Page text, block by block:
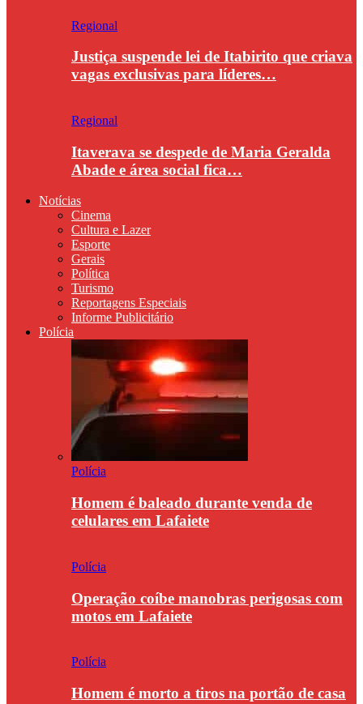
Regional
Justiça suspende lei de Itabirito que criava
vagas exclusivas para líderes…
Regional
Itaverava se despede de Maria Geralda
Abade e área social fica…
Notícias
Cinema
Cultura e Lazer
Esporte
Gerais
Política
Turismo
Reportagens Especiais
Informe Publicitário
Polícia
Polícia
Homem é baleado durante venda de
celulares em Lafaiete
Polícia
Operação coíbe manobras perigosas com
motos em Lafaiete
Polícia
Homem é morto a tiros na portão de casa